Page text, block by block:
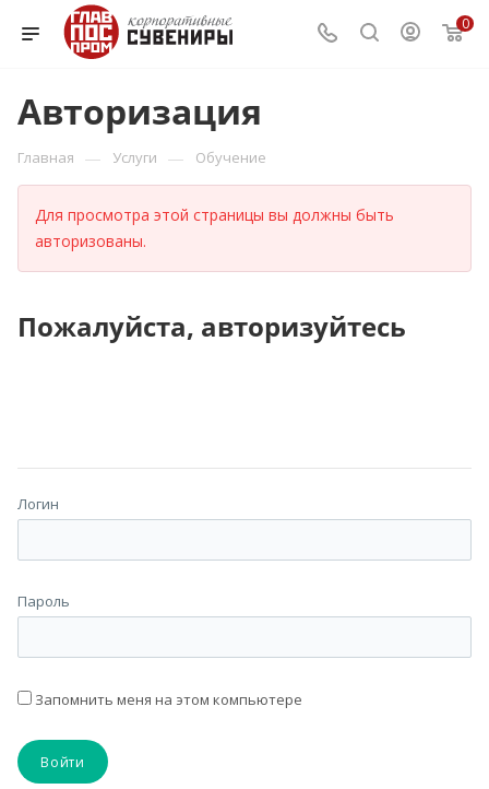
0
Авторизация
Главная — Услуги — Обучение
Для просмотра этой страницы вы должны быть
авторизованы.
Пожалуйста, авторизуйтесь
Логин
Пароль
Запомнить меня на этом компьютере